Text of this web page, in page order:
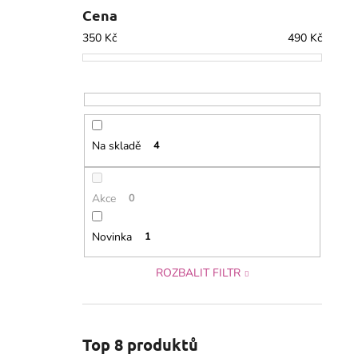
Cena
350 Kč 490 Kč
Na skladě 4
Akce 0
Novinka 1
ROZBALIT FILTR
Top 8 produktů